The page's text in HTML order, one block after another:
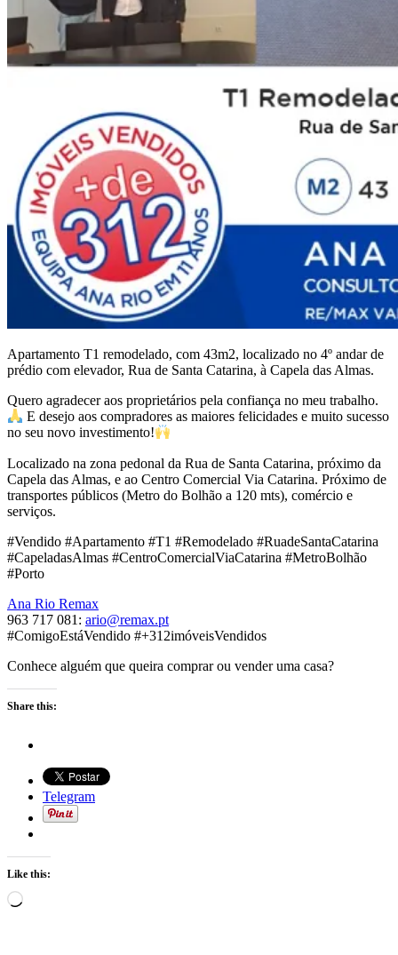
Apartamento T1 remodelado, com 43m2, localizado no 4º andar de
prédio com elevador, Rua de Santa Catarina, à Capela das Almas.
Quero agradecer aos proprietários pela confiança no meu trabalho.
E desejo aos compradores as maiores felicidades e muito sucesso
no seu novo investimento!
Localizado na zona pedonal da Rua de Santa Catarina, próximo da
Capela das Almas, e ao Centro Comercial Via Catarina. Próximo de
transportes públicos (Metro do Bolhão a 120 mts), comércio e
serviços.
#Vendido #Apartamento #T1 #Remodelado #RuadeSantaCatarina
#CapeladasAlmas #CentroComercialViaCatarina #MetroBolhão
#Porto
Ana Rio Remax
963 717 081: ario@remax.pt
#ComigoEstáVendido #+312imóveisVendidos
Conhece alguém que queira comprar ou vender uma casa?
Share this:
Telegram
Like this:
Loading…